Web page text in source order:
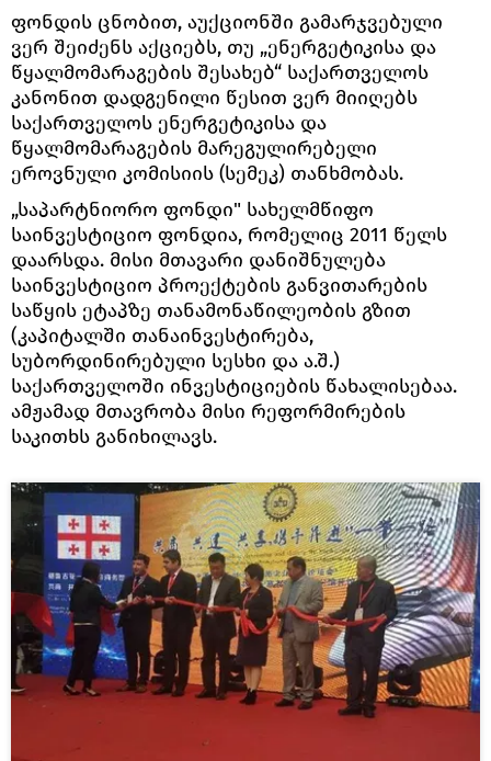
ფონდის ცნობით, აუქციონში გამარჯვებული
ვერ შეიძენს აქციებს, თუ „ენერგეტიკისა და
წყალმომარაგების შესახებ“ საქართველოს
კანონით დადგენილი წესით ვერ მიიღებს
საქართველოს ენერგეტიკისა და
წყალმომარაგების მარეგულირებელი
ეროვნული კომისიის (სემეკ) თანხმობას.
„საპარტნიორო ფონდი" სახელმწიფო
საინვესტიციო ფონდია, რომელიც 2011 წელს
დაარსდა. მისი მთავარი დანიშნულება
საინვესტიციო პროექტების განვითარების
საწყის ეტაპზე თანამონაწილეობის გზით
(კაპიტალში თანაინვესტირება,
სუბორდინირებული სესხი და ა.შ.)
საქართველოში ინვესტიციების წახალისებაა.
ამჟამად მთავრობა მისი რეფორმირების
საკითხს განიხილავს.